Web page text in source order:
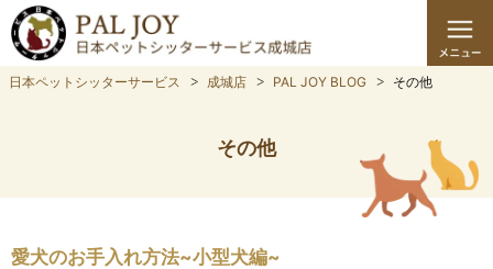
日本ペットシッターサービス 成城店 PAL JOY BLOG その他
その他
愛犬のお手入れ方法~小型犬編~